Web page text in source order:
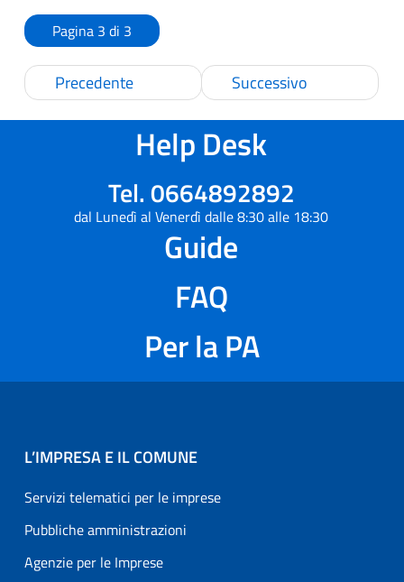
Pagina 3 di 3
Precedente Successivo
Help Desk
Tel. 0664892892
dal Lunedì al Venerdì dalle 8:30 alle 18:30
Guide
FAQ
Per la PA
L’IMPRESA E IL COMUNE
Servizi telematici per le imprese
Pubbliche amministrazioni
Agenzie per le Imprese